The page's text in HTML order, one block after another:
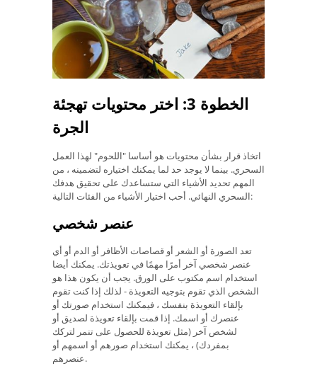
الخطوة 3: اختر محتويات تهجئة
الجرة
اتخاذ قرار بشأن محتويات هو أساسا "اللحوم" لهذا العمل
السحري. بينما لا يوجد حد لما يمكنك اختياره لتضمينه ، من
المهم تحديد الأشياء التي ستساعدك على تحقيق هدفك
السحري النهائي. أحب اختيار الأشياء من الفئات التالية:
عنصر شخصي
تعد الصورة أو الشعر أو قصاصات الأظافر أو الدم أو أي
عنصر شخصي آخر أمرًا مهمًا في تعويذتك. يمكنك أيضا
استخدام اسم مكتوب على الورق. يجب أن يكون هذا هو
الشخص الذي تقوم بتوجيه التعويذة - لذلك إذا كنت تقوم
بإلقاء التعويذة بنفسك ، فيمكنك استخدام صورتك أو
عنصرك أو اسمك. إذا قمت بإلقاء تعويذة لصديق أو
لشخص آخر (مثل تعويذة للحصول على تنمر لتركك
بمفردك) ، يمكنك استخدام صورهم أو اسمهم أو
عنصرهم.